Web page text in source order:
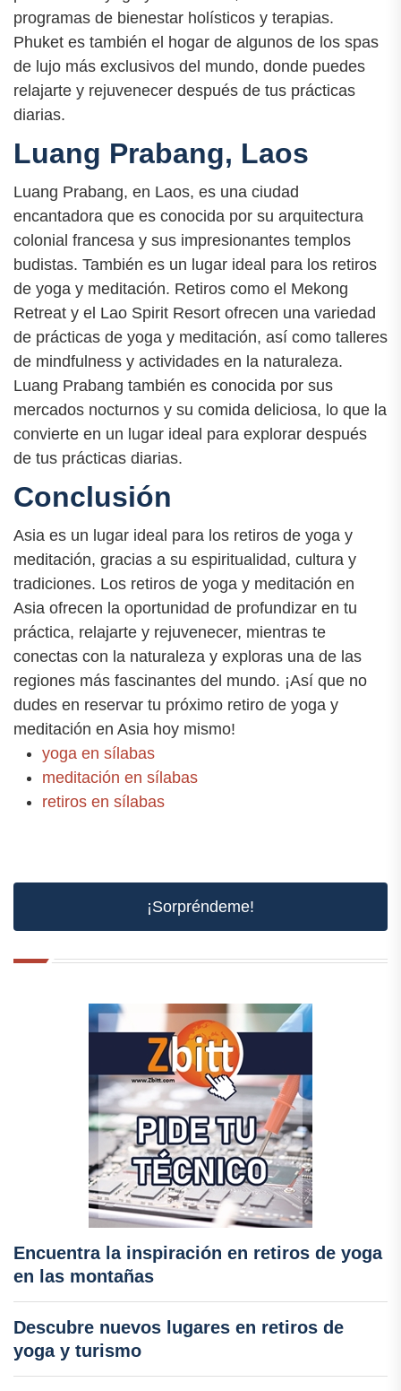
programas de bienestar holísticos y terapias.
Phuket es también el hogar de algunos de los spas
de lujo más exclusivos del mundo, donde puedes
relajarte y rejuvenecer después de tus prácticas
diarias.
Luang Prabang, Laos
Luang Prabang, en Laos, es una ciudad
encantadora que es conocida por su arquitectura
colonial francesa y sus impresionantes templos
budistas. También es un lugar ideal para los retiros
de yoga y meditación. Retiros como el Mekong
Retreat y el Lao Spirit Resort ofrecen una variedad
de prácticas de yoga y meditación, así como talleres
de mindfulness y actividades en la naturaleza.
Luang Prabang también es conocida por sus
mercados nocturnos y su comida deliciosa, lo que la
convierte en un lugar ideal para explorar después
de tus prácticas diarias.
Conclusión
Asia es un lugar ideal para los retiros de yoga y
meditación, gracias a su espiritualidad, cultura y
tradiciones. Los retiros de yoga y meditación en
Asia ofrecen la oportunidad de profundizar en tu
práctica, relajarte y rejuvenecer, mientras te
conectas con la naturaleza y exploras una de las
regiones más fascinantes del mundo. ¡Así que no
dudes en reservar tu próximo retiro de yoga y
meditación en Asia hoy mismo!
yoga en sílabas
meditación en sílabas
retiros en sílabas
¡Sorpréndeme!
Encuentra la inspiración en retiros de yoga
en las montañas
Descubre nuevos lugares en retiros de
yoga y turismo